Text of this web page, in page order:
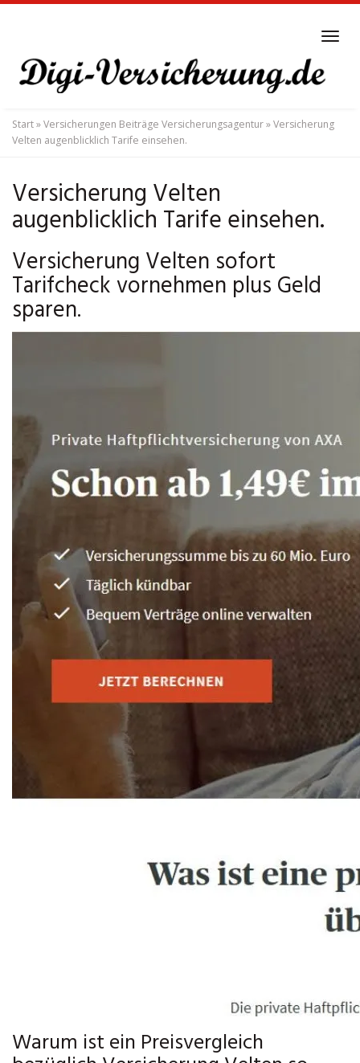
main
content
Start»Versicherungen Beiträge Versicherungsagentur»Versicherung
Velten augenblicklich Tarife einsehen.
Versicherung Velten
augenblicklich Tarife einsehen.
Versicherung Velten sofort
Tarifcheck vornehmen plus Geld
sparen.
Warum ist ein Preisvergleich